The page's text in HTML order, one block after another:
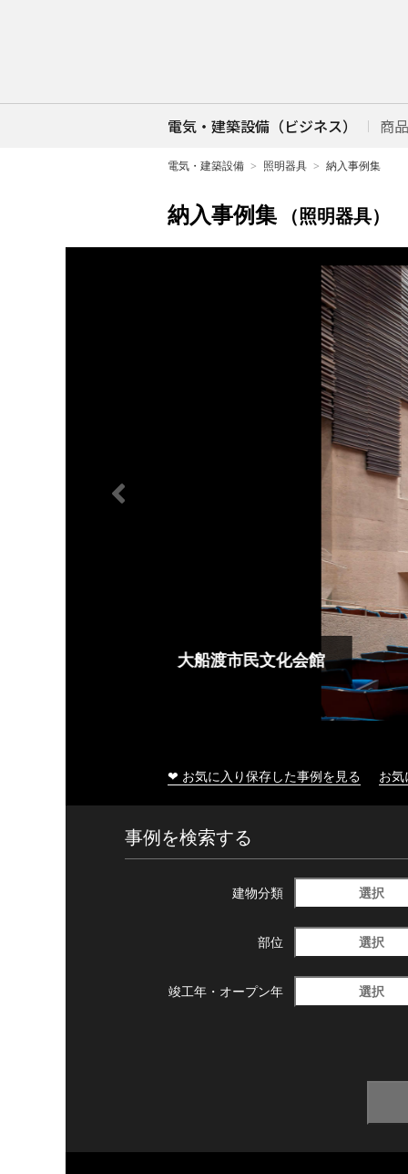
電気・建築設備（ビジネス） 商
電気・建築設備 照明器具 納入事例集
納入事例集 （照明器具）
大船渡市民文化会館
❤ お気に入り保存した事例を見る お
事例を検索する
建物分類 選択
部位 選択
竣工年・ オープン年 選択